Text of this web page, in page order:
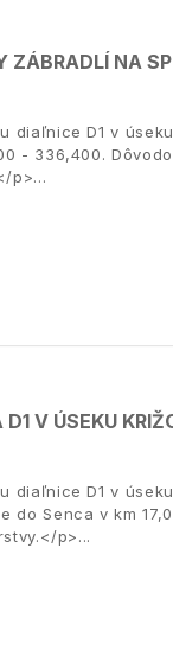
ZÁBRADLÍ NA
diaľnice D1 v
- 336,400.
p>
V ÚSEKU
diaľnice D1 v
do Senca v km
p>